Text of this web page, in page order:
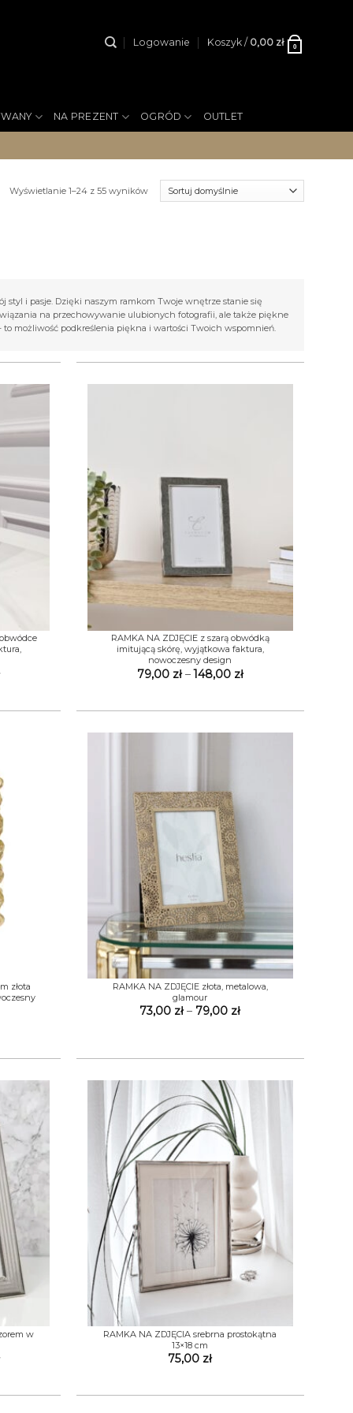
Logowanie Koszyk / 0,00 zł 0
NA PREZENT OGRÓD OUTLET
Wyświetlanie 1–24 z 55 wyników
styl i pasje. Dzięki naszym ramkom Twoje wnętrze stanie się
na przechowywanie ulubionych fotografii, ale także piękne
możliwość podkreślenia piękna i wartości Twoich wspomnień.
RAMKA NA ZDJĘCIE z szarą obwódką
imitującą skórę, wyjątkowa faktura,
nowoczesny design
79,00 zł – 148,00 złZakres
do
złota
+
RAMKA NA ZDJĘCIE złota, metalowa,
glamour
73,00 zł – 79,00 złZakres
79,00 zł
w
RAMKA NA ZDJĘCIA srebrna prostokątna
13×18 cm
75,00 zł